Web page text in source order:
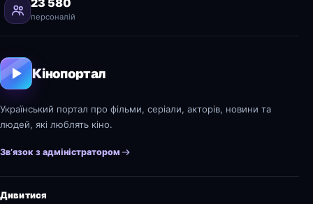
23 580
персоналій
Кінопортал
Український портал про фільми, серіали, акторів, новини та
людей, які люблять кіно.
Зв’язок з адміністратором
Дивитися